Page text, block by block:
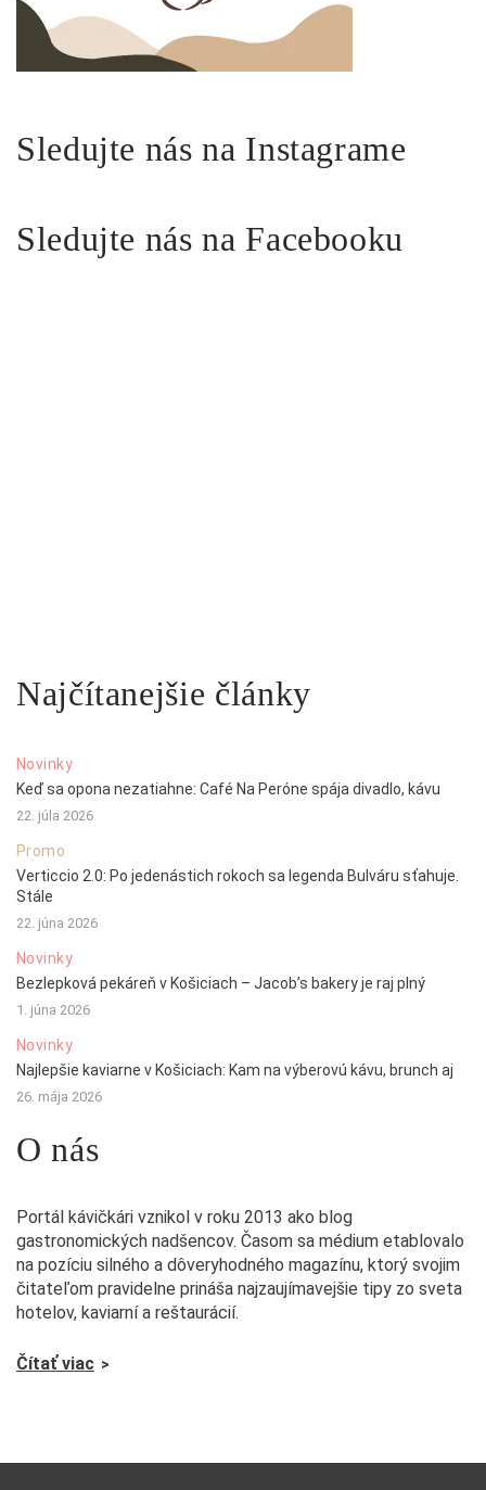
Sledujte nás na Instagrame
Sledujte nás na Facebooku
Najčítanejšie články
Novinky
Keď sa opona nezatiahne: Café Na Peróne spája divadlo, kávu
22. júla 2026
Promo
Verticcio 2.0: Po jedenástich rokoch sa legenda Bulváru sťahuje.
Stále
22. júna 2026
Novinky
Bezlepková pekáreň v Košiciach – Jacob’s bakery je raj plný
1. júna 2026
Novinky
Najlepšie kaviarne v Košiciach: Kam na výberovú kávu, brunch aj
26. mája 2026
O nás
Portál kávičkári vznikol v roku 2013 ako blog
gastronomických nadšencov. Časom sa médium etablovalo
na pozíciu silného a dôveryhodného magazínu, ktorý svojim
čitateľom pravidelne prináša najzaujímavejšie tipy zo sveta
hotelov, kaviarní a reštaurácií.
Čítať viac